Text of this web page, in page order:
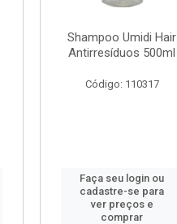
Shampoo Umidi Hair
Antirresíduos 500ml
Código: 110317
Faça seu login ou
cadastre-se para
ver preços e
comprar